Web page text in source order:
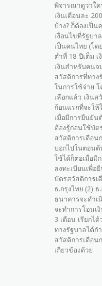
พิจารณาดูว่าใค
เงินเดือนละ
บ้าง? ก็ต้องเป็
เงื่อนไขที่รัฐบา
เป็นคนไทย (โ
ต่ำที่ 18 ปีเต็ม
เงินสำหรับคนจ
สวัสดิการที่ทาง
ในการใช้จ่าย
เลือกแล้ว เงิน
ก้อนแรกที่จะให้
เมื่อมีการยืนยัน
ต้องรู้ก่อนใช้บัต
สวัสดิการเดือน
บอกไปในตอนต้
ใช้ได้ก็ต่อเมื่อมี
ลงทะเบียนเพื่
บัตรสวัสดิการเ
ธ.กรุงไทย (2)
ธนาคารจะดำเ
จะทำการโอนเ
3 เดือน เรียกไ
ทางรัฐบาลได้ก
สวัสดิการเดือน
เกี่ยวข้องด้วย